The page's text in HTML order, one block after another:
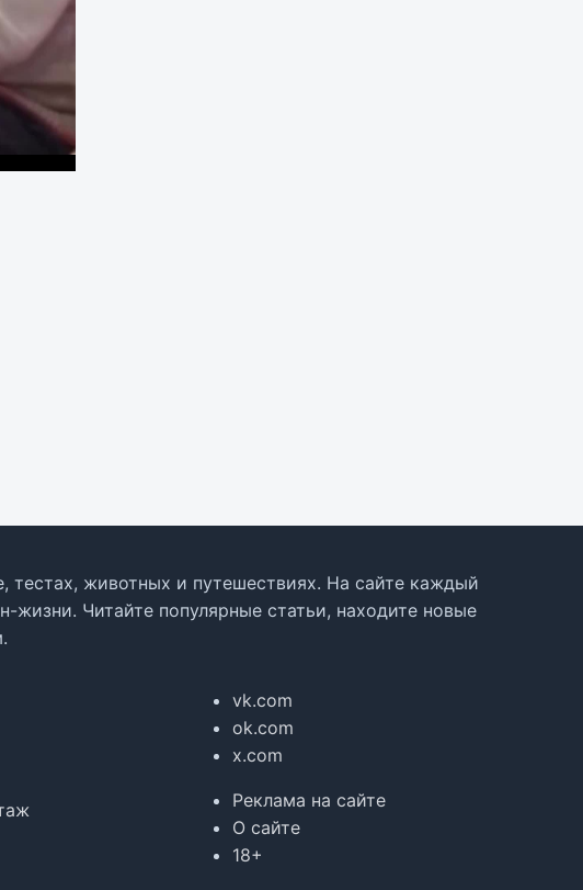
тестах, животных и путешествиях. На сайте каждый
Читайте популярные статьи, находите новые
vk.com
ok.com
x.com
Реклама на сайте
О сайте
18+